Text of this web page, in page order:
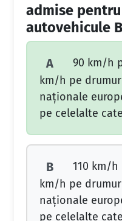
admise
autovehicule
A
90 km/h
km/h pe
naţionale
pe celelalte
B
110 km/h
km/h pe
naţionale
pe celelalte